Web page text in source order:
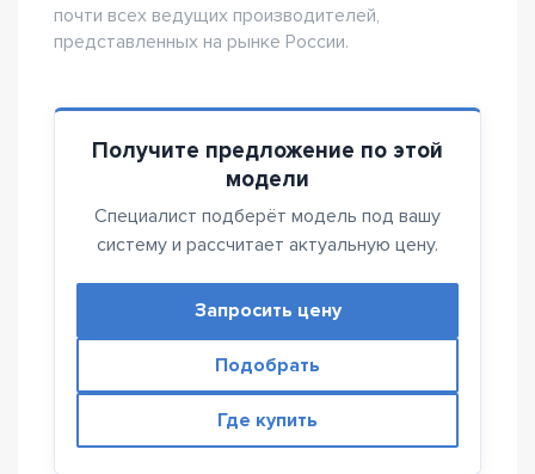
почти всех ведущих производителей,
представленных на рынке России.
Получите предложение по этой
модели
Специалист подберёт модель под вашу
систему и рассчитает актуальную цену.
Запросить цену
Подобрать
Где купить